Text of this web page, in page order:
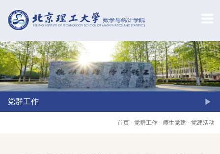
党群工作
首页 - 党群工作 - 师生党建 - 党建活动